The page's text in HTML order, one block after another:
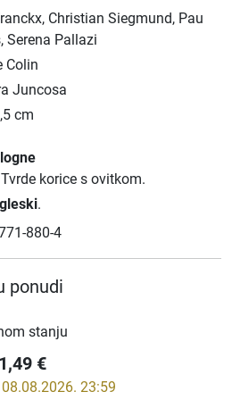
Christian Siegmund, Pau
Serena Pallazi
Colin
Juncosa
cm
Tvrde korice s ovitkom.
.
880-4
ponudi
stanju
€
23:59